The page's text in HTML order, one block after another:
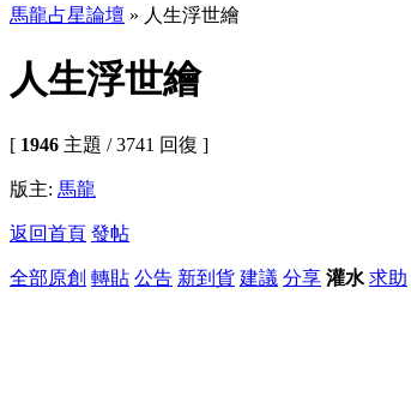
馬龍占星論壇 » 人生浮世繪
人生浮世繪
[ 1946 主題 / 3741 回復 ]
版主: 馬龍
返回首頁 發帖
全部原創 轉貼 公告 新到貨 建議 分享 灌水 求助